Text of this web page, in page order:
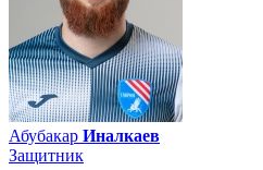
Абубакар Иналкаев
Защитник